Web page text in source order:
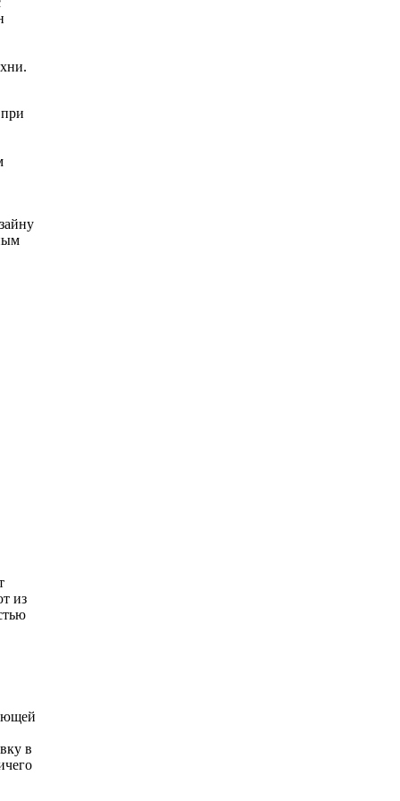
из
в